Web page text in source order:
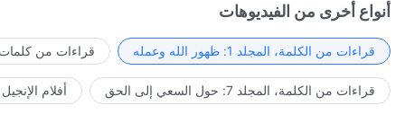
أنواع أخرى من الفيديوهات
قراءات من الكلمة، المجلد 1: ظهور الله وعمله قراءات من كلمات
قراءات من الكلمة، المجلد 7: حول السعي إلى الحق أفلام الإنجيل